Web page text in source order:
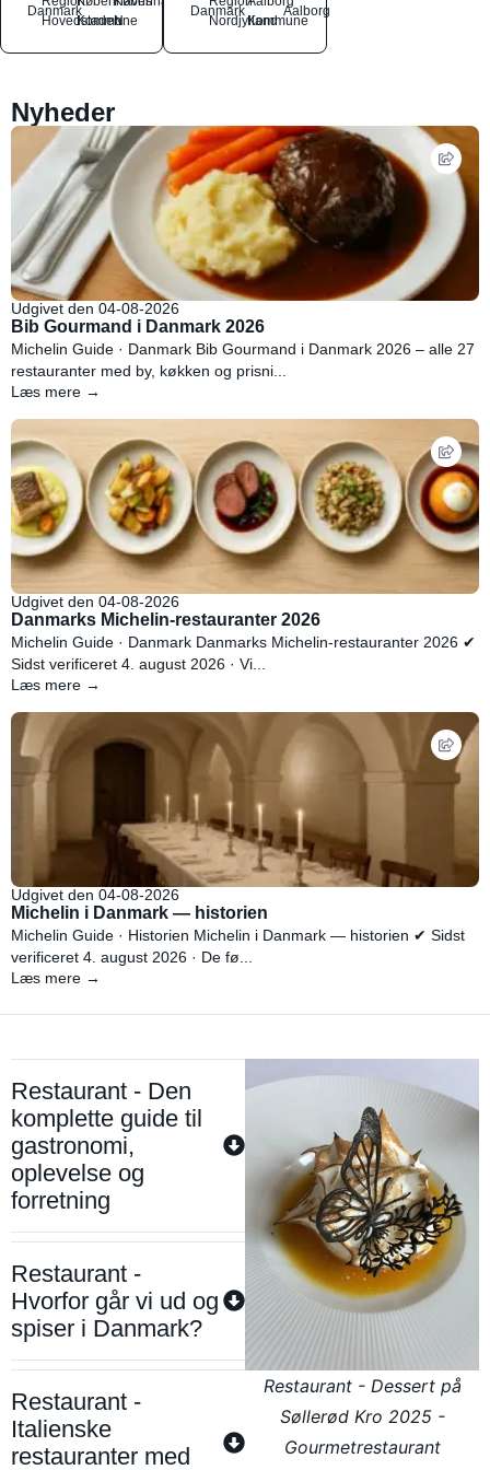
Danmark
Hovedstaden
Kommune
N
Danmark
NordjyllandKommune
Aalborg
Nyheder
Udgivet den 04-08-2026
Bib Gourmand i Danmark 2026
Michelin Guide · Danmark Bib Gourmand i Danmark 2026 – alle 27
restauranter med by, køkken og prisni...
Læs mere →
Udgivet den 04-08-2026
Danmarks Michelin-restauranter 2026
Michelin Guide · Danmark Danmarks Michelin-restauranter 2026 ✔
Sidst verificeret 4. august 2026 · Vi...
Læs mere →
Udgivet den 04-08-2026
Michelin i Danmark — historien
Michelin Guide · Historien Michelin i Danmark — historien ✔ Sidst
verificeret 4. august 2026 · De fø...
Læs mere →
Restaurant - Den
komplette guide til
gastronomi,
oplevelse og
forretning
Restaurant -
Hvorfor går vi ud og
spiser i Danmark?
Restaurant -
Italienske
restauranter med
Restaurant - Dessert på
Søllerød Kro 2025 -
Gourmetrestaurant